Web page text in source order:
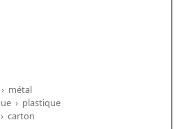
› métal
› plastique
› carton